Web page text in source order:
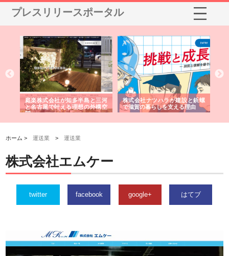
プレスリリースポータル
庭楽株式会社が知多半島と三河
と名古屋で叶える理想の外構空
間
株式会社ナツハラが建設と鋲螺
で滋賀の暮らしを支える理由
ホーム >運送業 >運送業
株式会社エムケー
twitter facebook google+ はてブ